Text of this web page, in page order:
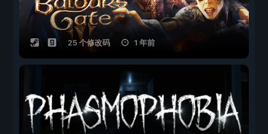
25 个修改码 1 年前